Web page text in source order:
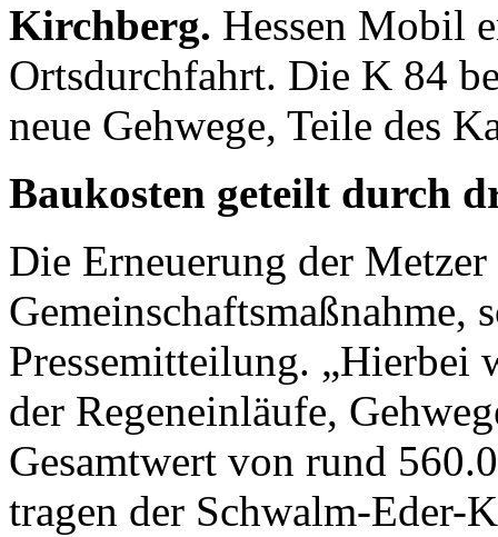
Kirchberg. Hessen Mobil
Ortsdurchfahrt. Die K 84
neue Gehwege, Teile des
Baukosten geteilt durch
Die Erneuerung der Metzer
Pressemitteilung. „Hierbei
der Regeneinläufe,
Gesamtwert von rund
tragen der Schwalm-Eder-